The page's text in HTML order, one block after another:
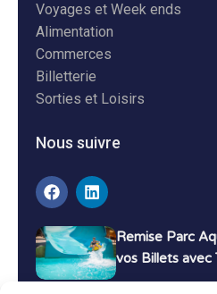
Voyages et Week ends
Alimentation
Commerces
Billetterie
Sorties et Loisirs
Nous suivre
Remise Parc
vos Billets avec